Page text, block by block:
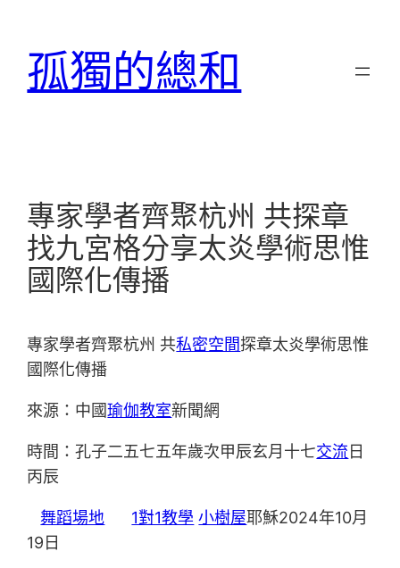
孤獨的總和
專家學者齊聚杭州 共探章
找九宮格分享太炎學術思惟
國際化傳播
專家學者齊聚杭州 共私密空間探章太炎學術思惟
國際化傳播
來源：中國瑜伽教室新聞網
時間：孔子二五七五年歲次甲辰玄月十七交流 日
丙辰
舞蹈場地 1對1教學 小樹屋耶穌2024年10月
19日